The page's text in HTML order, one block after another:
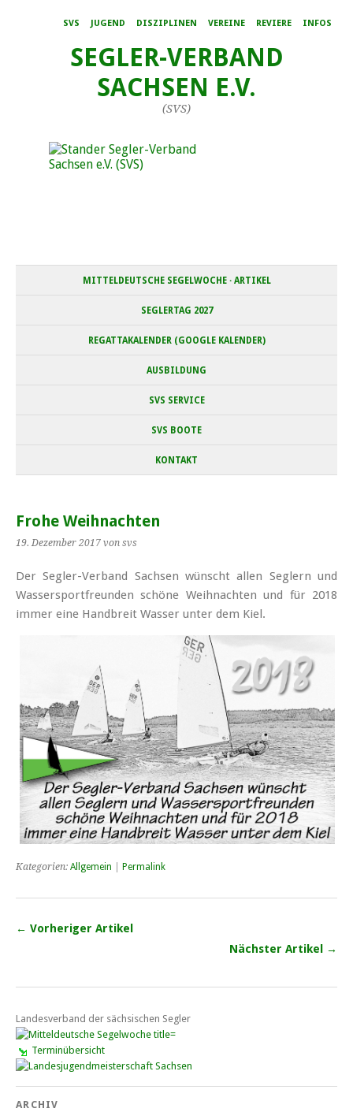
SVS JUGEND DISZIPLINEN VEREINE REVIERE INFOS
SEGLER-VERBAND
SACHSEN E.V.
(SVS)
MITTELDEUTSCHE SEGELWOCHE · ARTIKEL
SEGLERTAG 2027
REGATTAKALENDER (GOOGLE KALENDER)
AUSBILDUNG
SVS SERVICE
SVS BOOTE
KONTAKT
Frohe Weihnachten
19. Dezember 2017 von svs
Der Segler-Verband Sachsen wünscht allen Seglern und
Wassersportfreunden schöne Weihnachten und für 2018
immer eine Handbreit Wasser unter dem Kiel.
Kategorien: Allgemein Permalink
← Vorheriger Artikel
Nächster Artikel →
Landesverband der sächsischen Segler
Terminübersicht
ARCHIV